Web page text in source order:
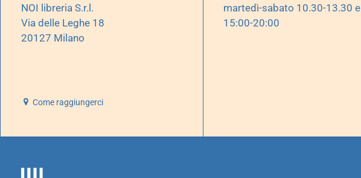
NOI libreria S.r.l.
Via delle Leghe 18
20127 Milano
Come raggiungerci
martedì-sabato 10.30-13.30 e
15:00-20:00